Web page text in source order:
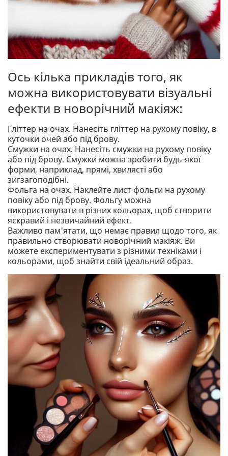
Ось кілька прикладів того, як
можна використовувати візуальні
ефекти в новорічний макіяж:
Гліттер на очах. Нанесіть гліттер на рухому повіку, в
куточки очей або під брову.
Смужки на очах. Нанесіть смужки на рухому повіку
або під брову. Смужки можна зробити будь-якої
форми, наприклад, прямі, хвилясті або
зигзагоподібні.
Фольга на очах. Наклейте лист фольги на рухому
повіку або під брову. Фольгу можна
використовувати в різних кольорах, щоб створити
яскравий і незвичайний ефект.
Важливо пам'ятати, що немає правил щодо того, як
правильно створювати новорічний макіяж. Ви
можете експериментувати з різними техніками і
кольорами, щоб знайти свій ідеальний образ.